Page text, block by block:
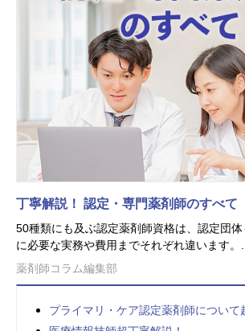
丁寧解説！ 認定・専門薬剤師のすべて
50種類にも及ぶ認定薬剤師資格は、認定団
に必要な実務や費用までそれぞれ違います。
薬剤師コラム編集部
プライマリ・ケア認定薬剤師について